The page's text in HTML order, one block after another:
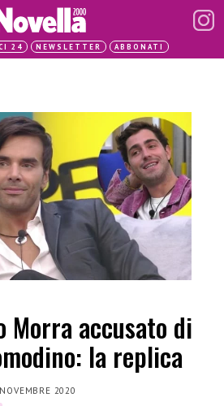
24 NEWSLETTER ABBONATI
Morra accusato di
la replica
2020